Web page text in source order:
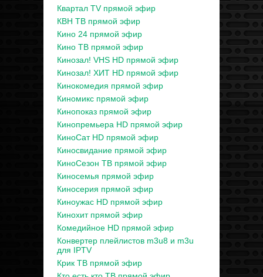
Квартал TV прямой эфир
КВН ТВ прямой эфир
Кино 24 прямой эфир
Кино ТВ прямой эфир
Кинозал! VHS HD прямой эфир
Кинозал! ХИТ HD прямой эфир
Кинокомедия прямой эфир
Киномикс прямой эфир
Кинопоказ прямой эфир
Кинопремьера HD прямой эфир
КиноСат HD прямой эфир
Киносвидание прямой эфир
КиноСезон ТВ прямой эфир
Киносемья прямой эфир
Киносерия прямой эфир
Киноужас HD прямой эфир
Кинохит прямой эфир
Комедийное HD прямой эфир
Конвертер плейлистов m3u8 и m3u
для IPTV
Крик ТВ прямой эфир